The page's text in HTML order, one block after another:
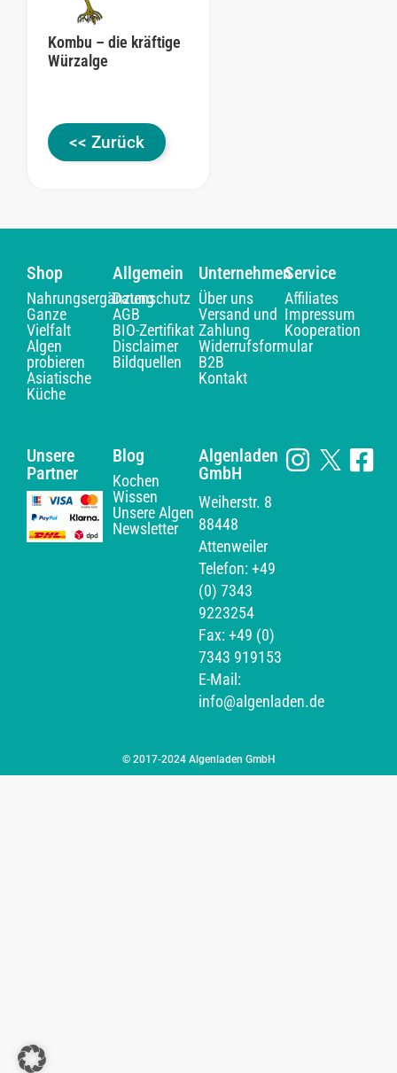
Kombu – die kräftige
Würzalge
<< Zurück
Shop
Nahrungsergänzung
Ganze
Vielfalt
Algen
probieren
Asiatische
Küche
Allgemein
Datenschutz
AGB
BIO-Zertifikat
Disclaimer
Bildquellen
Unternehmen
Über uns
Versand und
Zahlung
Widerrufsformular
B2B
Kontakt
Service
Affiliates
Impressum
Kooperation
Unsere
Partner
Blog
Kochen
Wissen
Unsere Algen
Newsletter
Algenladen
GmbH
Weiherstr. 8
88448
Attenweiler
Telefon: +49
(0) 7343
9223254
Fax: +49 (0)
7343 919153
E-Mail:
info@algenladen.de
© 2017-2024 Algenladen GmbH